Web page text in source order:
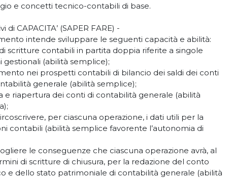
e concetti tecnico-contabili di base.
di CAPACITA’ (SAPER FARE) -
intende sviluppare le seguenti capacità e abilità:
scritture contabili in partita doppia riferite a singole
gestionali (abilità semplice);
nei prospetti contabili di bilancio dei saldi dei conti
generale (abilità semplice);
e riapertura dei conti di contabilità generale (abilità
per ciascuna operazione, i dati utili per la
contabili (abilità semplice favorente l’autonomia di
le conseguenze che ciascuna operazione avrà, al
di scritture di chiusura, per la redazione del conto
e dello stato patrimoniale di contabilità generale (abilità